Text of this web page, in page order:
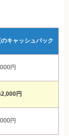
キャッシュバック
円
円
円